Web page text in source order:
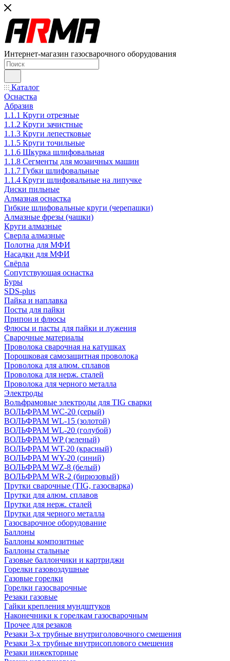
Интернет-магазин газосварочного оборудования
Каталог
Оснастка
Абразив
1.1.1 Круги отрезные
1.1.2 Круги зачистные
1.1.3 Круги лепестковые
1.1.5 Круги точильные
1.1.6 Шкурка шлифовальная
1.1.8 Сегменты для мозаичных машин
1.1.7 Губки шлифовальные
1.1.4 Круги шлифовальные на липучке
Диски пильные
Алмазная оснастка
Гибкие шлифовальные круги (черепашки)
Алмазные фрезы (чашки)
Круги алмазные
Сверла алмазные
Полотна для МФИ
Насадки для МФИ
Свёрла
Сопутствующая оснастка
Буры
SDS-plus
Пайка и наплавка
Посты для пайки
Припои и флюсы
Флюсы и пасты для пайки и лужения
Сварочные материалы
Проволока сварочная на катушках
Порошковая самозащитная проволока
Проволока для алюм. сплавов
Проволока для нерж. сталей
Проволока для черного металла
Электроды
Вольфрамовые электроды для TIG сварки
ВОЛЬФРАМ WC-20 (серый)
ВОЛЬФРАМ WL-15 (золотой)
ВОЛЬФРАМ WL-20 (голубой)
ВОЛЬФРАМ WP (зеленый)
ВОЛЬФРАМ WT-20 (красный)
ВОЛЬФРАМ WY-20 (синий)
ВОЛЬФРАМ WZ-8 (белый)
ВОЛЬФРАМ WR-2 (бирюзовый)
Прутки сварочные (TIG, газосварка)
Прутки для алюм. сплавов
Прутки для нерж. сталей
Прутки для черного металла
Газосварочное оборудование
Баллоны
Баллоны композитные
Баллоны стальные
Газовые баллончики и картриджи
Горелки газовоздушные
Газовые горелки
Горелки газосварочные
Резаки газовые
Гайки крепления мундштуков
Наконечники к горелкам газосварочным
Прочее для резаков
Резаки 3-х трубные внутриголовочного смешения
Резаки 3-х трубные внутрисоплового смешения
Резаки инжекторные